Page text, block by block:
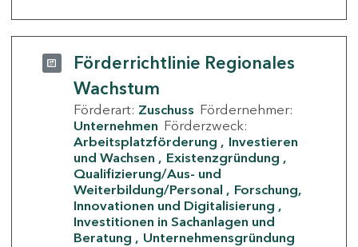
Förderrichtlinie Regionales
Wachstum
Förderart: Zuschuss Fördernehmer:
Unternehmen Förderzweck:
Arbeitsplatzförderung
Investieren
und Wachsen
Existenzgründung
Qualifizierung/Aus- und
Weiterbildung/Personal
Forschung,
Innovationen und Digitalisierung
Investitionen in Sachanlagen und
Beratung
Unternehmensgründung